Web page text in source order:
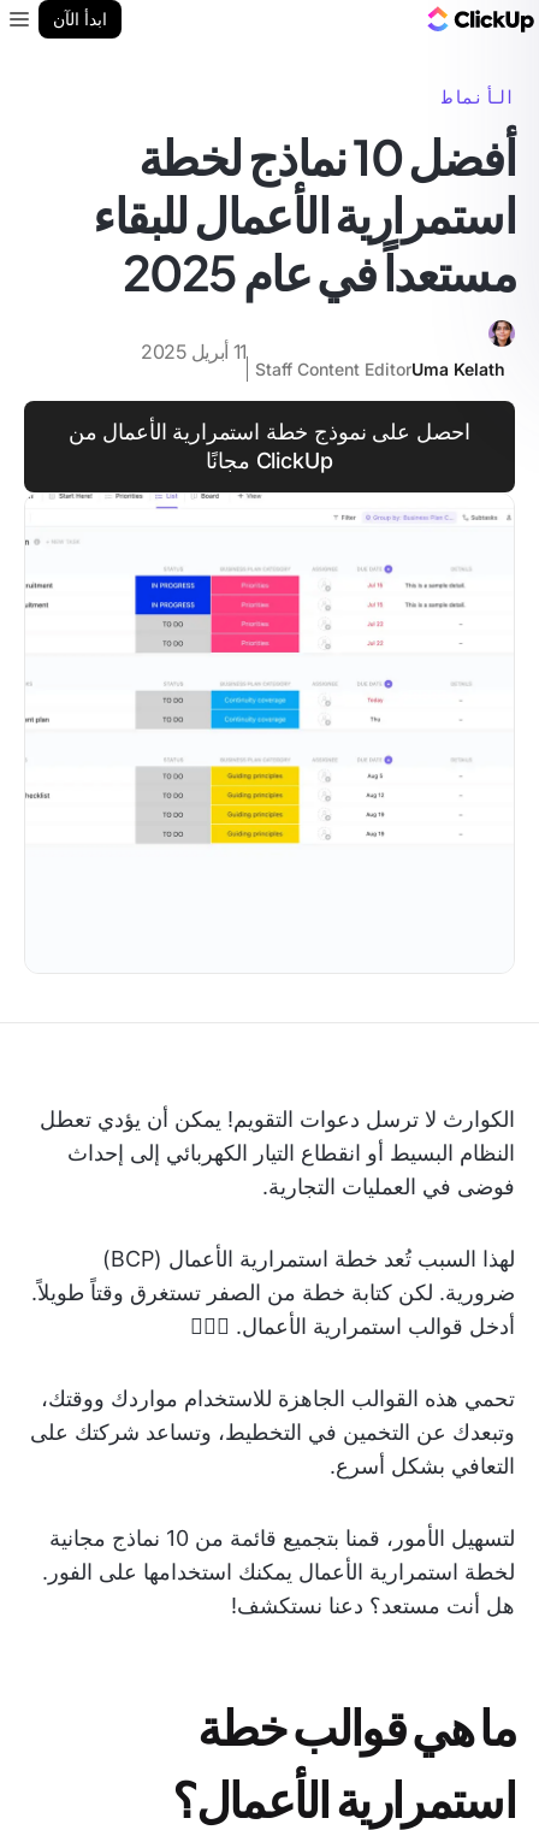
ابدأ الآن
الأنماط
أفضل 10 نماذج لخطة
استمرارية الأعمال للبقاء
مستعداً في عام 2025
Uma Kelath
Staff Content Editor
11 أبريل 2025
احصل على نموذج خطة استمرارية الأعمال من
ClickUp مجانًا
الكوارث لا ترسل دعوات التقويم! يمكن أن يؤدي تعطل
النظام البسيط أو انقطاع التيار الكهربائي إلى إحداث
فوضى في العمليات التجارية.
لهذا السبب تُعد خطة استمرارية الأعمال (BCP)
ضرورية. لكن كتابة خطة من الصفر تستغرق وقتاً طويلاً.
أدخل قوالب استمرارية الأعمال. 💁🏽‍♂️
تحمي هذه القوالب الجاهزة للاستخدام مواردك ووقتك،
وتبعدك عن التخمين في التخطيط، وتساعد شركتك على
التعافي بشكل أسرع.
لتسهيل الأمور، قمنا بتجميع قائمة من 10 نماذج مجانية
لخطة استمرارية الأعمال يمكنك استخدامها على الفور.
هل أنت مستعد؟ دعنا نستكشف!
ما هي قوالب خطة
استمرارية الأعمال؟